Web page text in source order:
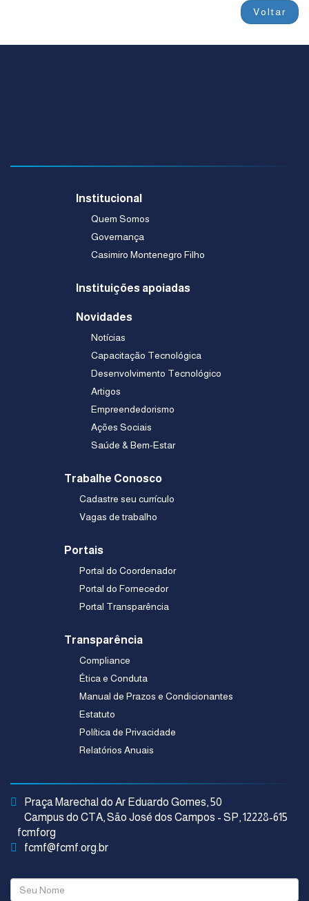
Voltar
Institucional
Quem Somos
Governança
Casimiro Montenegro Filho
Instituições apoiadas
Novidades
Notícias
Capacitação Tecnológica
Desenvolvimento Tecnológico
Artigos
Empreendedorismo
Ações Sociais
Saúde & Bem-Estar
Trabalhe Conosco
Cadastre seu currículo
Vagas de trabalho
Portais
Portal do Coordenador
Portal do Fornecedor
Portal Transparência
Transparência
Compliance
Ética e Conduta
Manual de Prazos e Condicionantes
Estatuto
Política de Privacidade
Relatórios Anuais
Praça Marechal do Ar Eduardo Gomes, 50
Campus do CTA, São José dos Campos - SP, 12228-615
fcmforg
fcmf@fcmf.org.br